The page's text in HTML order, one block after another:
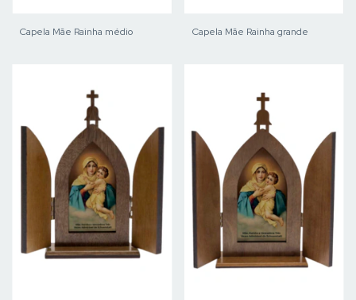
Capela Mãe Rainha médio Capela Mãe Rainha grande